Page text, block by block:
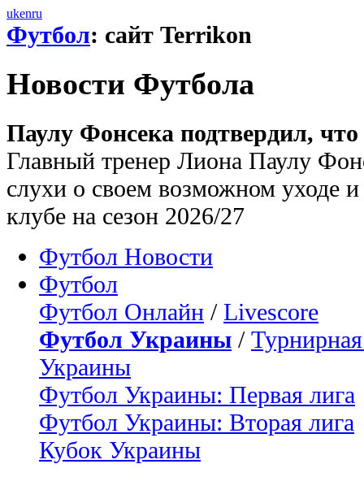
ukenru
Футбол: сайт Terrikon
Новости Футбола
Паулу Фонсека подтвердил,
Главный тренер Лиона Паулу
слухи о своем возможном уходе и
клубе на сезон 2026/27
Футбол Новости
Футбол
Футбол Онлайн / Livescore
Футбол Украины /
Украины
Футбол Украины: Первая лига
Футбол Украины: Вторая лига
Кубок Украины